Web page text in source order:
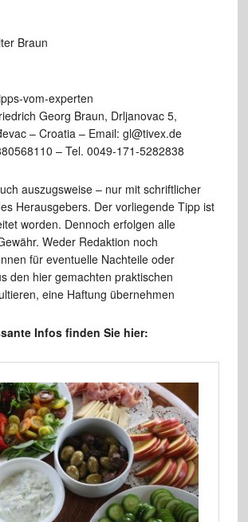
Braun
vom-experten
Georg Braun, Drljanovac 5,
– Croatia – Email: gl@tivex.de
– Tel. 0049-171-5282838
auszugsweise – nur mit schriftlicher
Herausgebers. Der vorliegende Tipp ist
worden. Dennoch erfolgen alle
Weder Redaktion noch
für eventuelle Nachteile oder
den hier gemachten praktischen
eine Haftung übernehmen
Infos finden Sie hier: